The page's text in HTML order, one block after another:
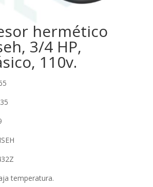
hermético
3/4 HP,
110v.
temperatura.